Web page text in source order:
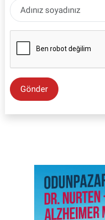
Gönder